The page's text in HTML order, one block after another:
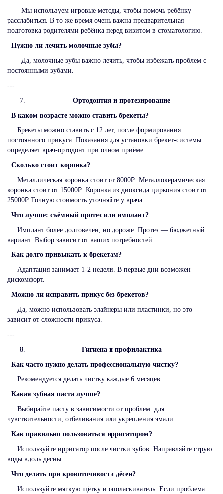
Мы используем игровые методы, чтобы помочь ребёнку
расслабиться. В то же время очень важна предварительная
подготовка родителями ребёнка перед визитом в стоматологию.
Нужно ли лечить молочные зубы?
Да, молочные зубы важно лечить, чтобы избежать проблем с
постоянными зубами.
---
Ортодонтия и протезирование
В каком возрасте можно ставить брекеты?
Брекеты можно ставить с 12 лет, после формирования
постоянного прикуса. Показания для установки брекет-системы
определяет врач-ортодонт при очном приёме.
Сколько стоит коронка?
Металлическая коронка стоит от 8000₽. Металлокерамическая
коронка стоит от 15000₽. Коронка из диоксида циркония стоит от
25000₽ Точную стоимость уточняйте у врача.
Что лучше: съёмный протез или имплант?
Имплант более долговечен, но дороже. Протез — бюджетный
вариант. Выбор зависит от ваших потребностей.
Как долго привыкать к брекетам?
Адаптация занимает 1-2 недели. В первые дни возможен
дискомфорт.
Можно ли исправить прикус без брекетов?
Да, можно использовать элайнеры или пластинки, но это
зависит от сложности прикуса.
---
Гигиена и профилактика
Как часто нужно делать профессиональную чистку?
Рекомендуется делать чистку каждые 6 месяцев.
Какая зубная паста лучше?
Выбирайте пасту в зависимости от проблем: для
чувствительности, отбеливания или укрепления эмали.
Как правильно пользоваться ирригатором?
Используйте ирригатор после чистки зубов. Направляйте струю
воды вдоль десны.
Что делать при кровоточивости дёсен?
Используйте мягкую щётку и ополаскиватель. Если проблема